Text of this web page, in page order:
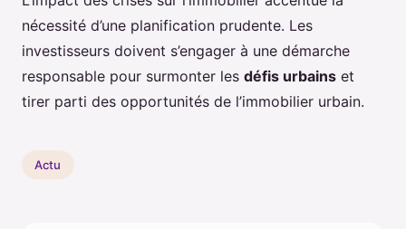
nécessité d’une planification prudente. Les
investisseurs doivent s’engager à une démarche
responsable pour surmonter les défis urbains et
tirer parti des opportunités de l’immobilier urbain.
Actu